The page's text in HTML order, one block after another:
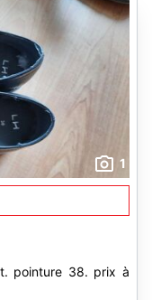
1
pointure 38. prix à